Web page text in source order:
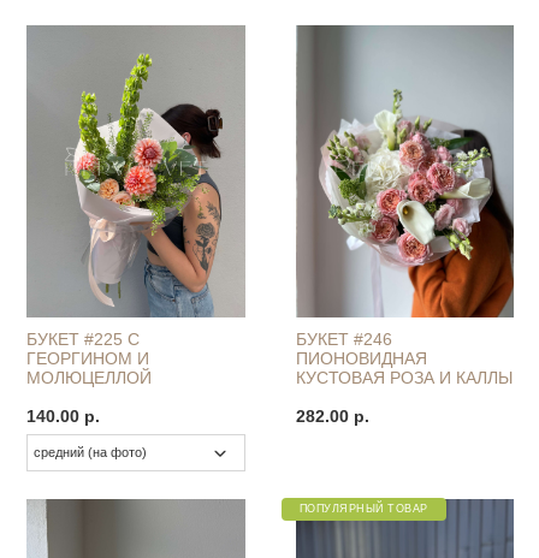
БУКЕТ #225 С
ГЕОРГИНОМ И
МОЛЮЦЕЛЛОЙ
140.00 р.
БУКЕТ #246
ПИОНОВИДНАЯ
КУСТОВАЯ РОЗА И КАЛЛЫ
282.00 р.
ПОПУЛЯРНЫЙ ТОВАР